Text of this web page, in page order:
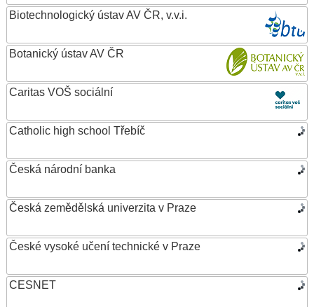
Biotechnologický ústav AV ČR, v.v.i.
Botanický ústav AV ČR
Caritas VOŠ sociální
Catholic high school Třebíč
Česká národní banka
Česká zemědělská univerzita v Praze
České vysoké učení technické v Praze
CESNET